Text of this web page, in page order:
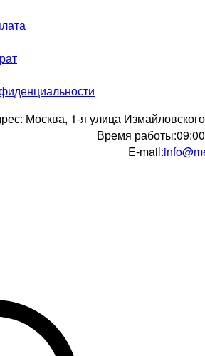
Москва, 1-я улица
Время работы:
E-mail: